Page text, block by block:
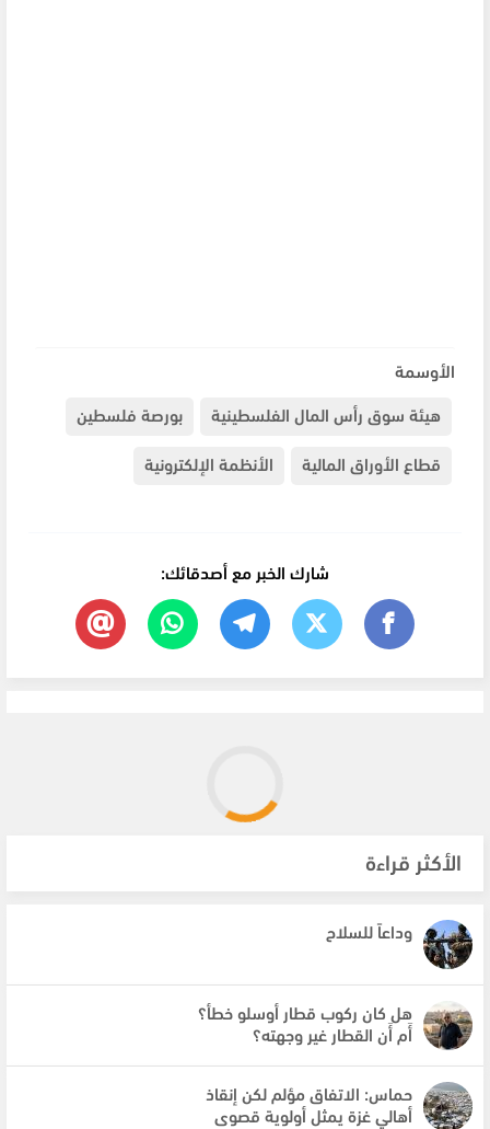
الأوسمة
هيئة سوق رأس المال الفلسطينية
بورصة فلسطين
قطاع الأوراق المالية
الأنظمة الإلكترونية
شارك الخبر مع أصدقائك:
الأكثر قراءة
وداعاً للسلاح
هل كان ركوب قطار أوسلو خطأ؟
أَم أَن القطار غير وجهته؟
حماس: الاتفاق مؤلم لكن إنقاذ
أهالي غزة يمثل أولوية قصوى